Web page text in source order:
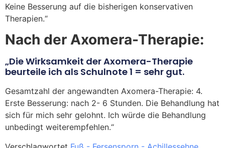
Keine Besserung auf die bisherigen konservativen
Therapien.“
Nach der Axomera-Therapie:
„Die Wirksamkeit der Axomera-Therapie
beurteile ich als Schulnote 1 = sehr gut.
Gesamtzahl der angewandten Axomera-Therapie: 4.
Erste Besserung: nach 2- 6 Stunden. Die Behandlung hat
sich für mich sehr gelohnt. Ich würde die Behandlung
unbedingt weiterempfehlen.“